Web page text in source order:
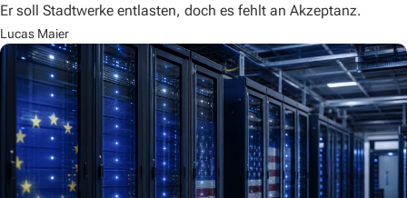
Er soll Stadtwerke entlasten, doch es fehlt an Akzeptanz.
Lucas Maier